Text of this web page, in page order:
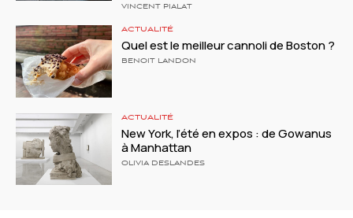
VINCENT PIALAT
ACTUALITÉ
Quel est le meilleur cannoli de Boston ?
BENOIT LANDON
ACTUALITÉ
New York, l’été en expos : de Gowanus
à Manhattan
OLIVIA DESLANDES